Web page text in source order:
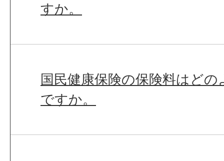
すか。
国民健康保険の保険料はど
ですか。